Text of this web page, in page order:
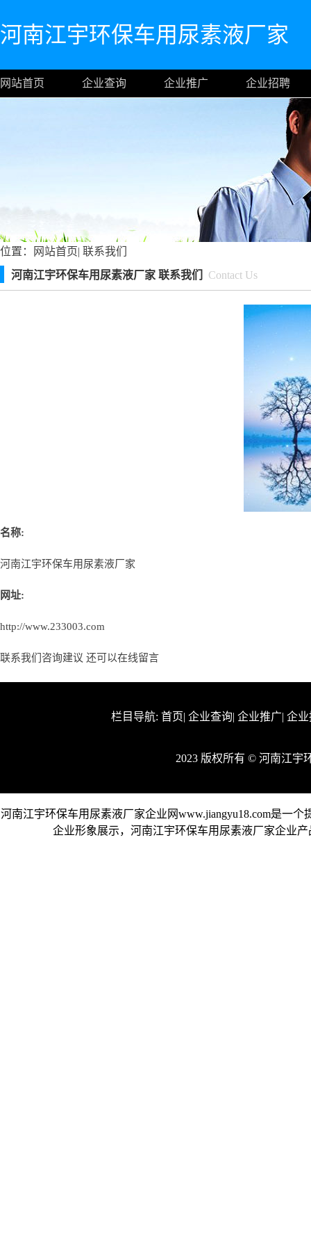
河南江宇环保车用尿素液厂家
网站首页 企业查询 企业推广 企业招聘
位置： 网站首页| 联系我们
河南江宇环保车用尿素液厂家 联系我们
Contact Us
名称:
河南江宇环保车用尿素液厂家
网址:
http://www.233003.com
联系我们咨询建议 还可以在线留言
栏目导航: 首页| 企业查询| 企业推广| 企
2023 版权所有 © 河南江
河南江宇环保车用尿素液厂家企业网www.jiangyu18.com是一
企业形象展示，河南江宇环保车用尿素液厂家企业